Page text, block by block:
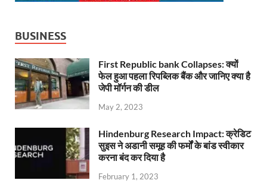
BUSINESS
First Republic bank Collapses: क्यों
फेल हुआ पहला रिपब्लिक बैंक और जानिए क्या है
जेपी मॉर्गन की डील
May 2, 2023
Hindenburg Research Impact: क्रेडिट
सुइस ने अडानी समूह की फर्मों के बांड स्वीकार
करना बंद कर दिया है
February 1, 2023